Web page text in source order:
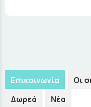
Επικοινωνία Οι
Δωρεά
Νέα